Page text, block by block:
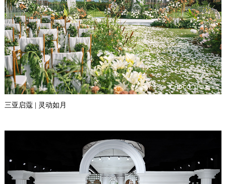
三亚启蔻 | 灵动如月